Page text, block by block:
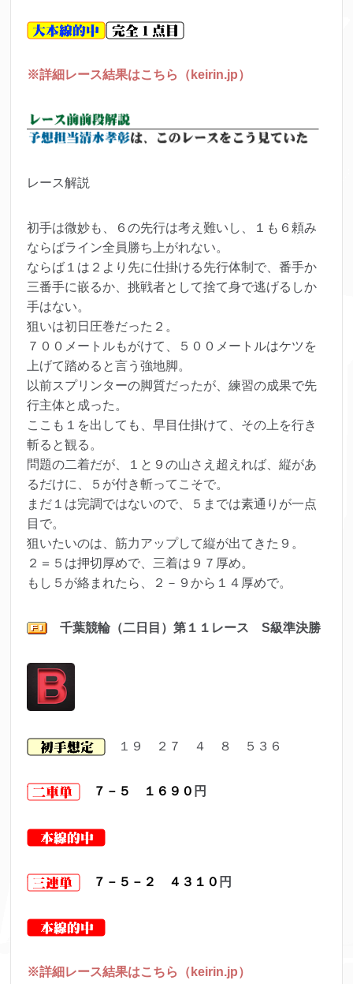
※詳細レース結果はこちら（keirin.jp）
レース解説
初手は微妙も、６の先行は考え難いし、１も６頼み
ならばライン全員勝ち上がれない。
ならば１は２より先に仕掛ける先行体制で、番手か
三番手に嵌るか、挑戦者として捨て身で逃げるしか
手はない。
狙いは初日圧巻だった２。
７００メートルもがけて、５００メートルはケツを
上げて踏めると言う強地脚。
以前スプリンターの脚質だったが、練習の成果で先
行主体と成った。
ここも１を出しても、早目仕掛けて、その上を行き
斬ると観る。
問題の二着だが、１と９の山さえ超えれば、縦があ
るだけに、５が付き斬ってこそで。
まだ１は完調ではないので、５までは素通りが一点
目で。
狙いたいのは、筋力アップして縦が出てきた９。
２＝５は押切厚めで、三着は９７厚め。
もし５が絡まれたら、２－９から１４厚めで。
千葉競輪（二日目）第１１レース S級準決勝
１９ ２７ ４ ８ ５３６
７－５ １６９０ 円
７－５－２ ４３１０ 円
※詳細レース結果はこちら（keirin.jp）